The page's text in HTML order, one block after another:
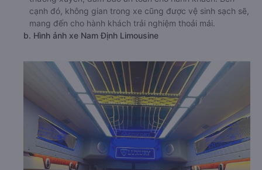
cạnh đó, không gian trong xe cũng được vệ sinh sạch sẽ,
mang đến cho hành khách trải nghiệm thoải mái.
b. Hình ảnh xe Nam Định Limousine